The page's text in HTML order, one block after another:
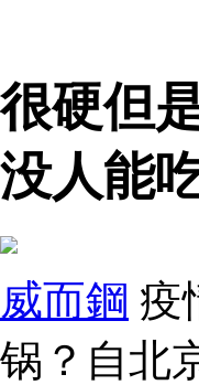
很硬但
没人能
威而鋼 疫
锅？自北